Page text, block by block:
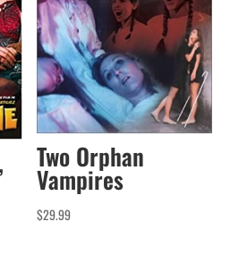
Two Orphan
Vampires
$29.99